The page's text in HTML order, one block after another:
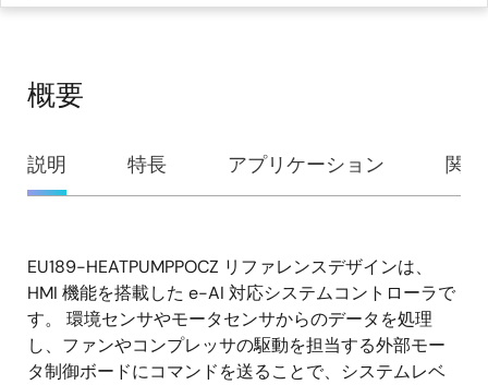
概要
概
要
説明 特長 アプリケーション 関
説
明
EU189-HEATPUMPPOCZ リファレンスデザインは、
HMI 機能を搭載した e-AI 対応システムコントローラで
す。 環境センサやモータセンサからのデータを処理
し、ファンやコンプレッサの駆動を担当する外部モー
タ制御ボードにコマンドを送ることで、システムレベ